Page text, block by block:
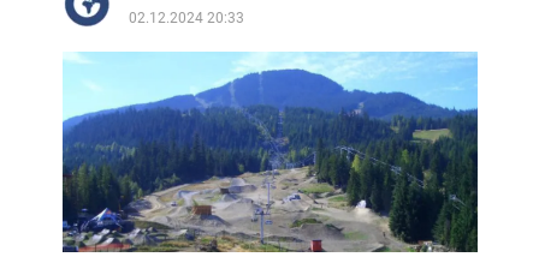
02.12.2024 20:33